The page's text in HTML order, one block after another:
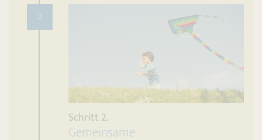
2
Schritt 2.
Gemeinsame